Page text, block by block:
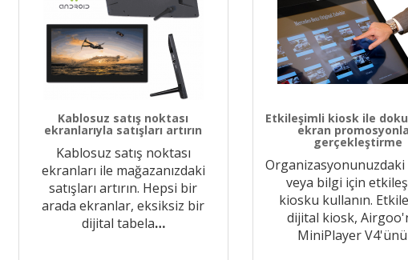
Kablosuz satış noktası
ekranlarıyla satışları artırın
Kablosuz satış noktası
ekranları ile mağazanızdaki
satışları artırın. Hepsi bir
arada ekranlar, eksiksiz bir
dijital tabela…
Etkileşimli kiosk ile
ekran
gerçekleştirme
veya bilgi için
kiosku kullanın.
dijital kiosk,
MiniPlayer V4'ünü